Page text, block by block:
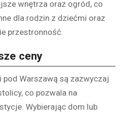
wnętrza oraz ogród, co
dla rodzin z dziećmi oraz
przestronność.
ceny
pod Warszawą są zazwyczaj
co pozwala na
Wybierając dom lub